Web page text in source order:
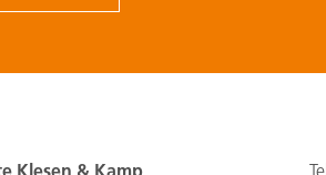
Klesen & Kamp